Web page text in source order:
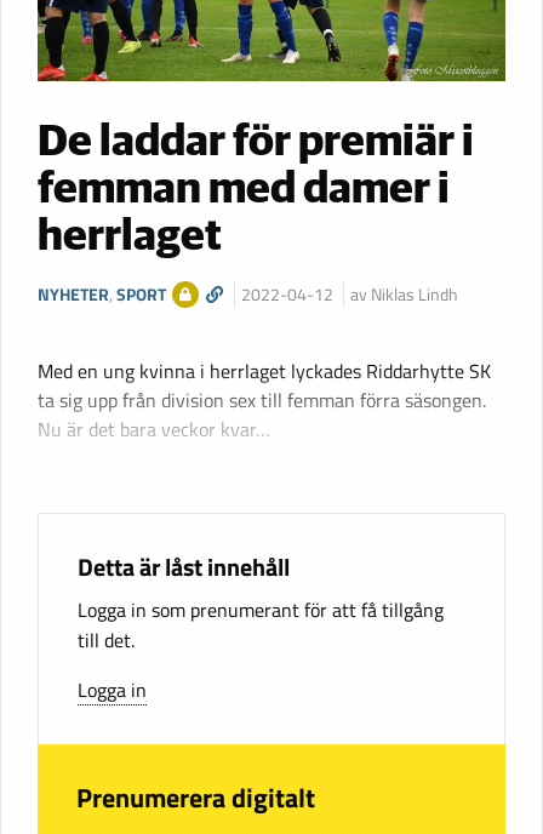
De laddar för premiär i
femman med damer i
herrlaget
NYHETER,SPORT 2022-04-12 av Niklas Lindh
Med en ung kvinna i herrlaget lyckades Riddarhytte SK
ta sig upp från division sex till femman förra säsongen.
Nu är det bara veckor kvar…
Detta är låst innehåll
Logga in som prenumerant för att få tillgång
till det.
Logga in
Prenumerera digitalt